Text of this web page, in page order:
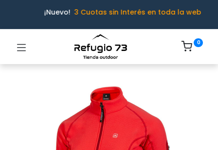
¡Nuevo! 3 Cuotas sin Interés en toda la web
0